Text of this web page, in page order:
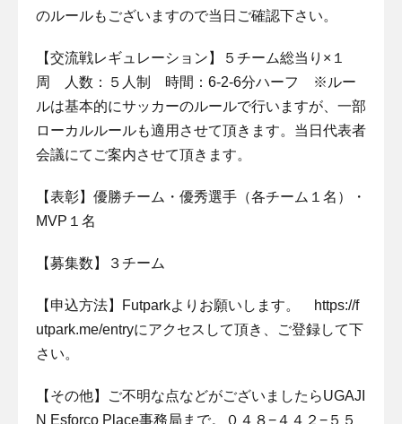
のルールもございますので当日ご確認下さい。
【交流戦レギュレーション】５チーム総当り×１
周 人数：５人制 時間：6-2-6分ハーフ ※ルー
ルは基本的にサッカーのルールで行いますが、一部
ローカルルールも適用させて頂きます。当日代表者
会議にてご案内させて頂きます。
【表彰】優勝チーム・優秀選手（各チーム１名）・
MVP１名
【募集数】３チーム
【申込方法】Futparkよりお願いします。 https://f
utpark.me/entryにアクセスして頂き、ご登録して下
さい。
【その他】ご不明な点などがございましたらUGAJI
N Esforço Place事務局まで。０４８−４４２−５５